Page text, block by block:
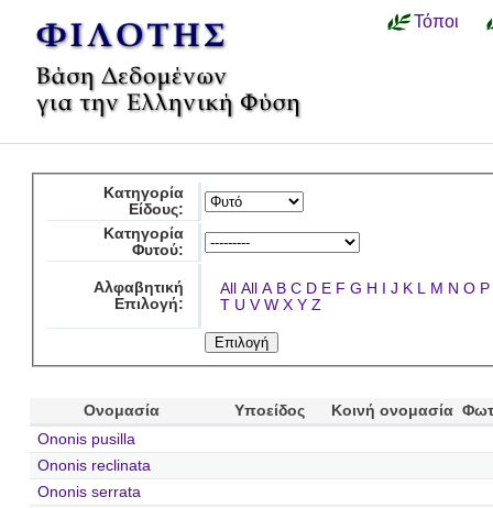
Τόποι
Κατηγορία
Είδους:
Κατηγορία
Φυτού:
Αλφαβητική
Επιλογή:
All All A B C D E F G H I J K L M N O P
T U V W X Y Z
Ονομασία Υποείδος Κοινή ονομασία
Ononis pusilla
Ononis reclinata
Ononis serrata